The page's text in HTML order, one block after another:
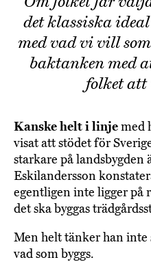
det klassiska
med vad vi vill
baktanken med
folket att
Kanske helt i linjemed
visat att stödet för
starkare på landsbygden
Eskilandersson
egentligen inte ligger på
det ska byggas
Men helt tänker han
vad som byggs.